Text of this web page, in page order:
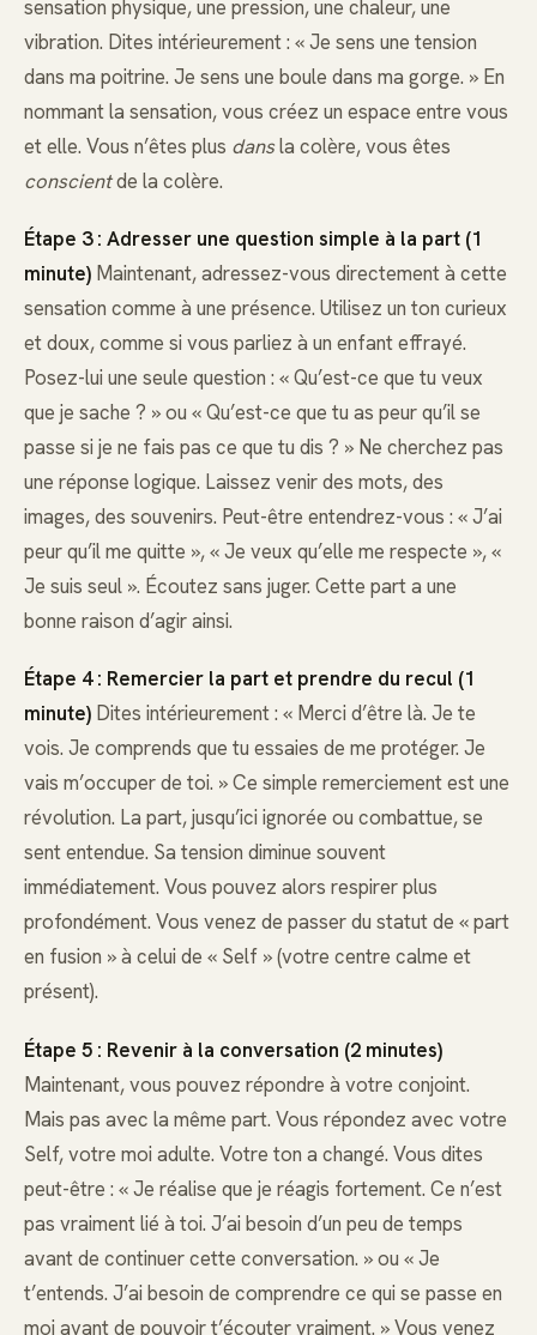
sensation physique, une pression, une chaleur, une
vibration. Dites intérieurement : « Je sens une tension
dans ma poitrine. Je sens une boule dans ma gorge. » En
nommant la sensation, vous créez un espace entre vous
et elle. Vous n’êtes plus dansla colère, vous êtes
conscientde la colère.
Étape 3 : Adresser une question simple à la part (1
minute) Maintenant, adressez-vous directement à cette
sensation comme à une présence. Utilisez un ton curieux
et doux, comme si vous parliez à un enfant effrayé.
Posez-lui une seule question : « Qu’est-ce que tu veux
que je sache ? » ou « Qu’est-ce que tu as peur qu’il se
passe si je ne fais pas ce que tu dis ? » Ne cherchez pas
une réponse logique. Laissez venir des mots, des
images, des souvenirs. Peut-être entendrez-vous : « J’ai
peur qu’il me quitte », « Je veux qu’elle me respecte », «
Je suis seul ». Écoutez sans juger. Cette part a une
bonne raison d’agir ainsi.
Étape 4 : Remercier la part et prendre du recul (1
minute) Dites intérieurement : « Merci d’être là. Je te
vois. Je comprends que tu essaies de me protéger. Je
vais m’occuper de toi. » Ce simple remerciement est une
révolution. La part, jusqu’ici ignorée ou combattue, se
sent entendue. Sa tension diminue souvent
immédiatement. Vous pouvez alors respirer plus
profondément. Vous venez de passer du statut de « part
en fusion » à celui de « Self » (votre centre calme et
présent).
Étape 5 : Revenir à la conversation (2 minutes)
Maintenant, vous pouvez répondre à votre conjoint.
Mais pas avec la même part. Vous répondez avec votre
Self, votre moi adulte. Votre ton a changé. Vous dites
peut-être : « Je réalise que je réagis fortement. Ce n’est
pas vraiment lié à toi. J’ai besoin d’un peu de temps
avant de continuer cette conversation. » ou « Je
t’entends. J’ai besoin de comprendre ce qui se passe en
moi avant de pouvoir t’écouter vraiment. » Vous venez